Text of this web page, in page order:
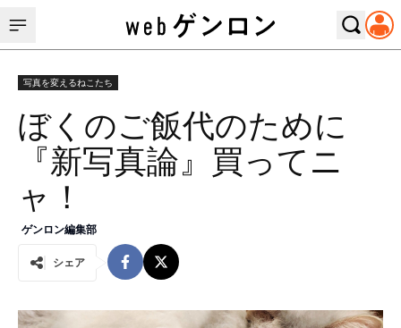
写真を変えるねこたち
ぼくのご飯代のために
『新写真論』買ってニ
ャ！
ゲンロン編集部
シェア